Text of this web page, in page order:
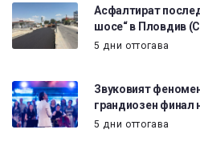
Асфалтират
шосе“ в Пловдив
5 дни оттогава
Звуковият
грандиозен финал
5 дни оттогава